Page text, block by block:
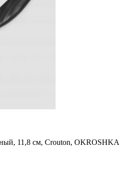
11,8 см, Crouton, OKROSHKA